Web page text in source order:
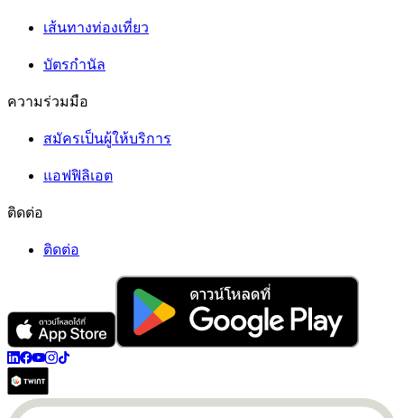
เส้นทางท่องเที่ยว
บัตรกำนัล
ความร่วมมือ
สมัครเป็นผู้ให้บริการ
แอฟฟิลิเอต
ติดต่อ
ติดต่อ